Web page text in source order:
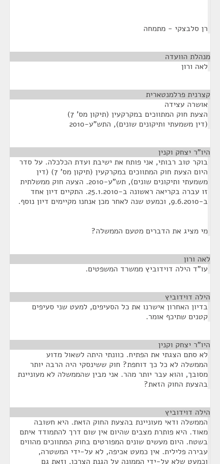
רן סלבצקי - מתמחה
מנהלת הוועדה
לאה ורון
קצרנית פרלמנטארית
אושרה עצידה
הצעת חוק המתווכים במקרקעין (תיקון מס' 7)
(דין משמעתי ותיקונים שונים), התש"ע-2010
היו"ר יצחק וקנין
בוקר טוב רבותי, אני פותח את ישיבת ועדת הכלכלה. על סדר
היום הצעת חוק המתווכים במקרקעין (תיקון מס' 7) (דין
משמעתי ותיקונים שונים), תש"ע-2010. הצעה חוק ממשלתית
זו עברה בקריאה ראשונה ב-25.1.2010. התקיים דיון אחד
ב-9.6.2010, וכמעט שנה לאחר מכן אנחנו מקיימים דיון נוסף.
מי מציג את הדברים מטעם הממשלה?
לאה ורון
עו"ד הילה דוידוביץ ממשרד המשפטים.
הילה דוידוביץ
בדיון האחרון אישרנו את כל הסעיפים, למעט שני סעיפים
קטנים שתיכף אומר.
היו"ר יצחק וקנין
לא סתם הצגתי את הפתיח. כוונתי היתה לשאול מדוע
הממשלה לא כל כך דוחפת? חוק ששינסקי היה הרבה יותר
מסובך, והוא עבר יותר מהר. אני מבין שהממשלה לא מעוניינת
בהצעת החוק הזאת?
הילה דוידוביץ
הממשלה ודאי מעוניינת בהצעת החוק הזאת. היא חשובה
מאוד. היא פותרת מצבים שהיום אין שום דרך להתמודד איתם
בשטח. היום מעשים שונים המפורטים בחוק המתווכים מהווים
עבירה פלילית. אין כמעט אכיפה, לא על-ידי המשטרה,
וכמעט שלא על-ידי הממונה על הגנת הצרכן, וזאת גם